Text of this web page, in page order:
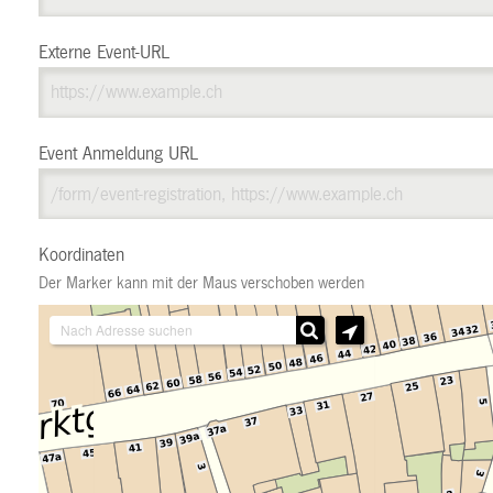
Externe Event-URL
Event Anmeldung URL
Koordinaten
Der Marker kann mit der Maus verschoben werden